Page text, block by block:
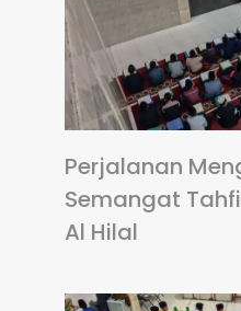
Perjalanan
Semangat
Al Hilal